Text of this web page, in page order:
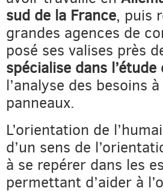
sud de la France, puis
grandes agences de
posé ses valises près
spécialise dans
l’analyse des besoins
panneaux.
L’orientation de
d’un sens de
à se repérer dans les
permettant d’aider à